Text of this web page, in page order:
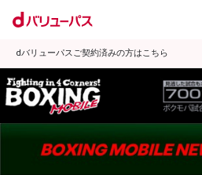
dバリューパスご契約済みの方はこちら